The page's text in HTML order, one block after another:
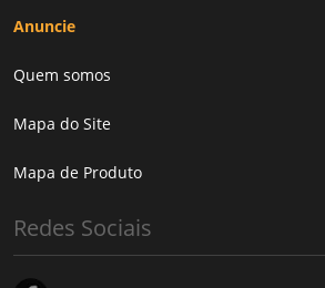
Anuncie
Quem somos
Mapa do Site
Mapa de Produto
Redes Sociais